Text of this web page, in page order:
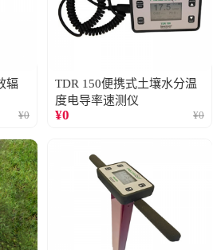
辐
¥0
TDR 150便携式土壤水分温
度电导率速测仪
¥0 ¥0